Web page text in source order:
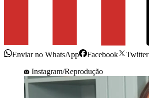
Enviar no WhatsApp Facebook
Twitter
Instagram/Reprodução